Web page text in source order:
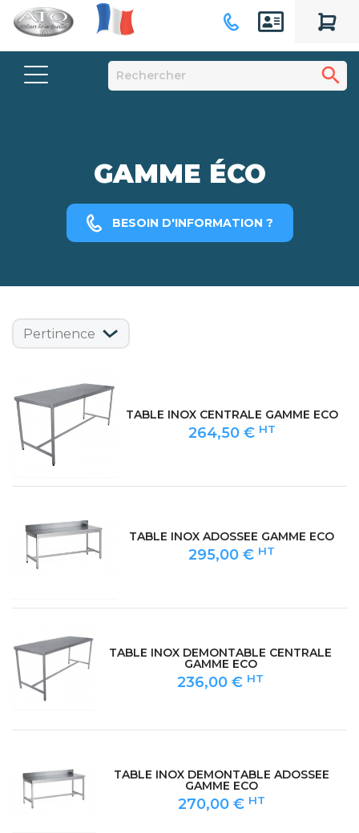
search
GAMME ÉCO
BESOIN D'INFORMATION ?
Pertinence
TABLE INOX CENTRALE GAMME ECO
264,50 € HT
TABLE INOX ADOSSEE GAMME ECO
295,00 € HT
TABLE INOX DEMONTABLE CENTRALE
GAMME ECO
236,00 € HT
TABLE INOX DEMONTABLE ADOSSEE
GAMME ECO
270,00 € HT